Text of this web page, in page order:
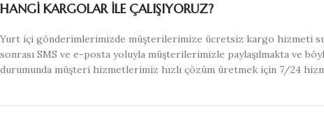
HANGİ KARGOLAR İLE ÇALIŞIYORUZ?
Yurt içi gönderimlerimizde müşterilerimize ücretsiz kargo hizmeti
sonrası SMS ve e-posta yoluyla müşterilerimizle paylaşılmakta ve
durumunda müşteri hizmetlerimiz hızlı çözüm üretmek için 7/24